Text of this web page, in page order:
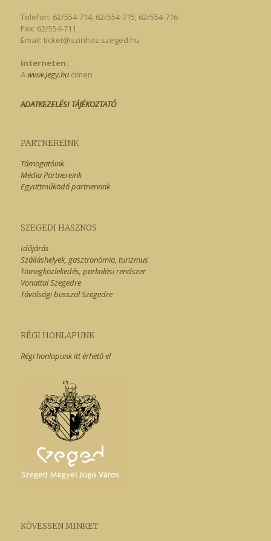
Telefon: 62/554-714; 62/554-715; 62/554-716
Fax: 62/554-711
Email: ticket@szinhaz.szeged.hu
Interneten:
Awww.jegy.hucímen
ADATKEZELÉSI TÁJÉKOZTATÓ
PARTNEREINK
Támogatóink
Média Partnereink
Együttműködő partnereink
SZEGEDI HASZNOS
Időjárás
Szálláshelyek, gasztronómia, turizmus
Tömegközlekedés, parkolási rendszer
Vonattal Szegedre
Távolsági busszal Szegedre
RÉGI HONLAPUNK
Régi honlapunk itt érhető el
KÖVESSEN MINKET